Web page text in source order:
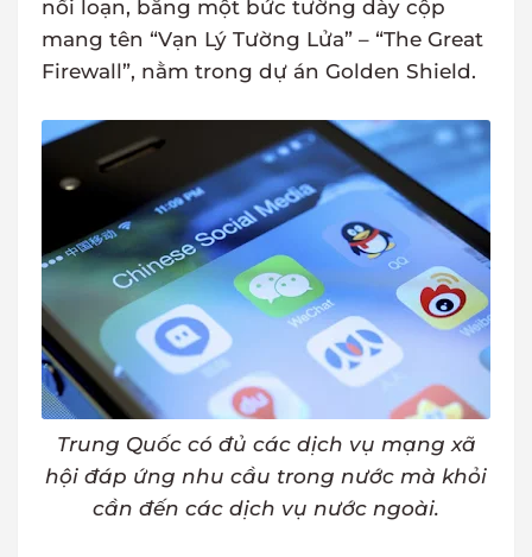
nổi loạn, bằng một bức tường dày cộp
mang tên “Vạn Lý Tường Lửa” – “The Great
Firewall”, nằm trong dự án Golden Shield.
Trung Quốc có đủ các dịch vụ mạng xã
hội đáp ứng nhu cầu trong nước mà khỏi
cần đến các dịch vụ nước ngoài.